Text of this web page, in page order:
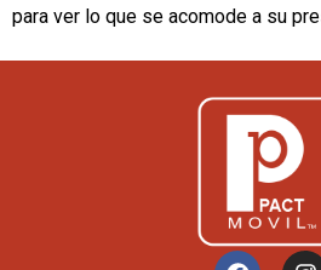
para ver lo que se acomode a su